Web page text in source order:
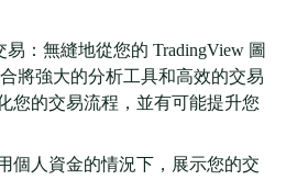
易：無縫地從您的 TradingView 圖
將強大的分析工具和高效的交易
您的交易流程，並有可能提升您
個人資金的情況下，展示您的交